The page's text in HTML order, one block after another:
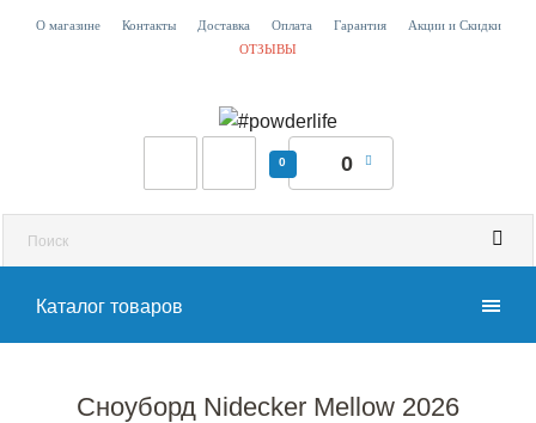
О магазине Контакты Доставка Оплата Гарантия
Акции и Скидки
ОТЗЫВЫ
0 0
Каталог товаров
Сноуборд Nidecker Mellow 2026